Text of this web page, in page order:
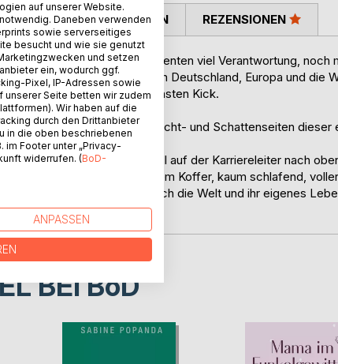
jungen, ehrgeizigen Absolventen viel Verantwortung, noch
jetten von nun an quer durch Deutschland, Europa und die
nächsten Bonus, dem nächsten Kick.
mal drauf. Drauf auf die Licht- und Schattenseiten dieser
blond, smart und schnell auf der Karriereleiter nach
Nomadin. Ein Leben aus dem Koffer, kaum schlafend,
Assessment Center durch die Welt und ihr eigenes
IN PRESSESTIMMEN REZENSIONEN
BEIBoD
auf unserer Website.
Daneben verwenden
sowie serverseitiges
besucht und wie sie genutzt
und setzen
ein, wodurch ggf.
Pixel, IP-Adressen sowie
Seite betten wir zudem
Wir haben auf die
durch den Drittanbieter
in die oben beschriebenen
im Footer unter „Privacy-
widerrufen. (BoD-
ANPASSEN